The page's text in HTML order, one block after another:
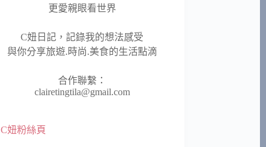
更愛親眼看世界
C妞日記，記錄我的想法感受
與你分享旅遊.時尚.美食的生活點滴
合作聯繫：
clairetingtila@gmail.com
C妞粉絲頁